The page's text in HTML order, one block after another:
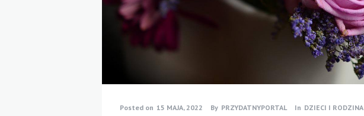
Posted on 15 MAJA, 2022 By PRZYDATNYPORTAL In DZIECI I RODZINA